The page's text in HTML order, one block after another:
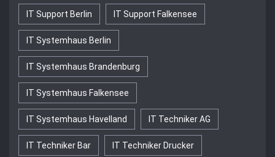
IT Support Berlin IT Support Falkensee
IT Systemhaus Berlin
IT Systemhaus Brandenburg
IT Systemhaus Falkensee
IT Systemhaus Havelland IT Techniker AG
IT Techniker Bar IT Techniker Drucker